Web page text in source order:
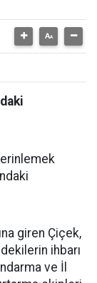
giren Çiçek,
ihbarı
ve İl